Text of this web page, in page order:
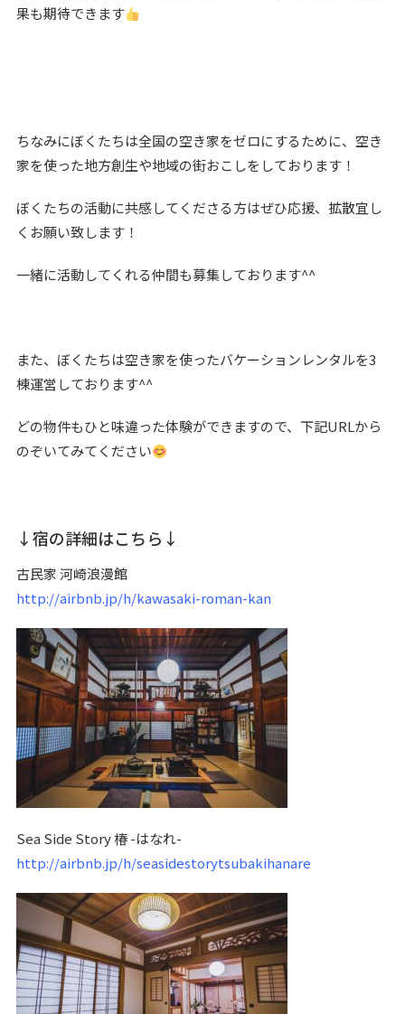
果も期待できます
ちなみにぼくたちは全国の空き家をゼロにするために、空き
家を使った地方創生や地域の街おこしをしております！
ぼくたちの活動に共感してくださる方はぜひ応援、拡散宜し
くお願い致します！
一緒に活動してくれる仲間も募集しております^^
また、ぼくたちは空き家を使ったバケーションレンタルを3
棟運営しております^^
どの物件もひと味違った体験ができますので、下記URLから
のぞいてみてください
↓宿の詳細はこちら↓
古民家 河崎浪漫館
http://airbnb.jp/h/kawasaki-roman-kan
Sea Side Story 椿 -はなれ-
http://airbnb.jp/h/seasidestorytsubakihanare